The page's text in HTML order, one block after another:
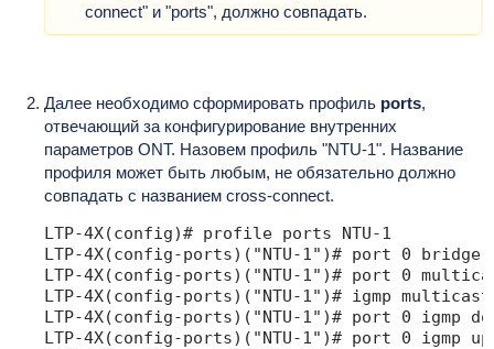
connect" и "ports", должно совпадать.
Далее необходимо сформировать профиль ports,
отвечающий за конфигурирование внутренних
параметров ONT. Назовем профиль "NTU-1". Название
профиля может быть любым, не обязательно должно
совпадать с названием cross-connect.
LTP-4X(config)# profile ports NTU-1
LTP-4X(config-ports)("NTU-1")# port 0 bridge
LTP-4X(config-ports)("NTU-1")# port 0
LTP-4X(config-ports)("NTU-1")# igmp
LTP-4X(config-ports)("NTU-1")# port 0 igmp
LTP-4X(config-ports)("NTU-1")# port 0 igmp